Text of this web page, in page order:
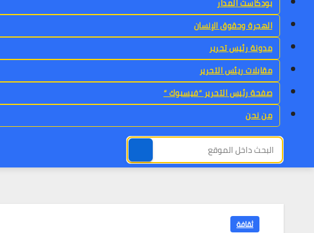
بودكاست المدار
الهجرة وحقوق الإنسان
مدونة رئيس تحرير
مقابلات ريئس التحرير
صفحة رئيس التحرير “فيسبوك “
من نحن
ثقافة